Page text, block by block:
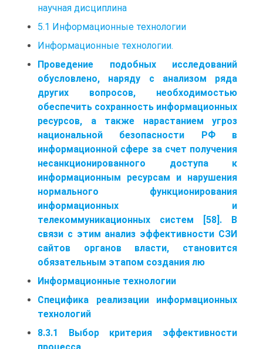
научная дисциплина
5.1 Информационные технологии
Информационные технологии.
Проведение подобных исследований
обусловлено, наряду с анализом ряда
других вопросов, необходимостью
обеспечить сохранность информационных
ресурсов, а также нарастанием угроз
национальной безопасности РФ в
информационной сфере за счет получения
несанкционированного доступа к
информационным ресурсам и нарушения
нормального функционирования
информационных и
телекоммуникационных систем [58]. В
связи с этим анализ эффективности СЗИ
сайтов органов власти, становится
обязательным этапом создания лю
Информационные технологии
Специфика реализации информационных
технологий
8.3.1 Выбор критерия эффективности